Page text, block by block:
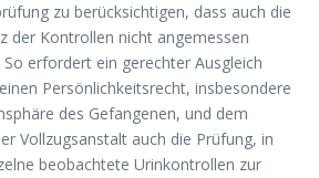
zu berücksichtigen, dass auch die
der Kontrollen nicht angemessen
erfordert ein gerechter Ausgleich
Persönlichkeitsrecht, insbesondere
des Gefangenen, und dem
Vollzugsanstalt auch die Prüfung, in
beobachtete Urinkontrollen zur